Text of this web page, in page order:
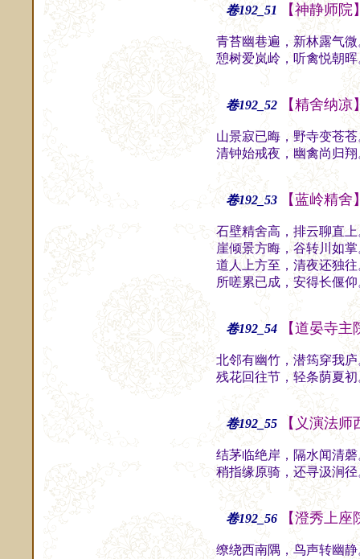
卷192_51 【神静师院
青苔幽巷遍，新林露气
憩树爱岚岭，听禽悦朝
卷192_52 【精舍纳凉
山景寂已晦，野寺变苍
清钟始戒夜，幽禽尚归
卷192_53 【蓝岭精舍
石壁精舍高，排云聊直
崖倾景方晦，谷转川如
道人上方至，清夜还独
所嗟累已成，安得长偃仰
卷192_54 【道晏寺主
北邻有幽竹，潜筠穿我
残花回往节，轻条荫夏
卷192_55 【义演法师
结茅临绝岸，隔水闻清
稍指缘原骑，还寻汲涧
卷192_56 【澄秀上座
缭绕西南隅，鸟声转幽